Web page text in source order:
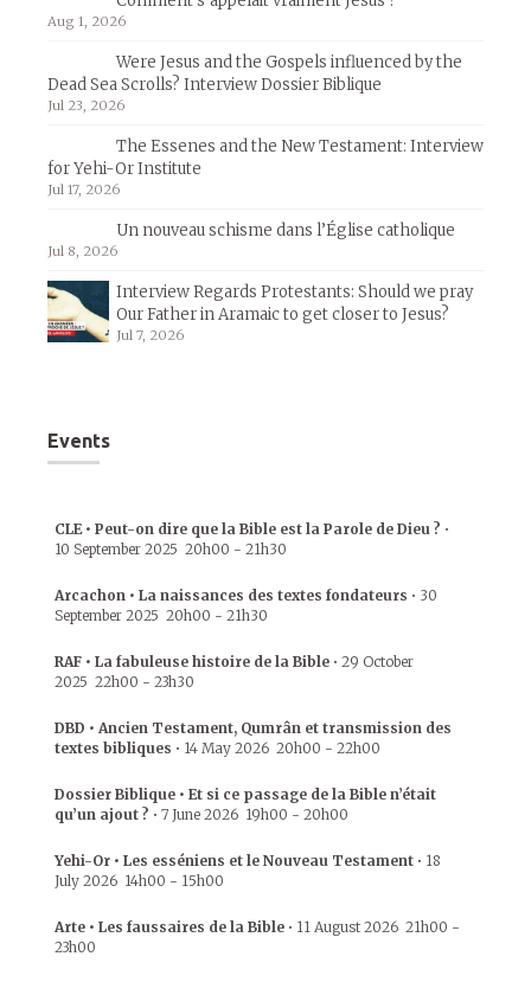
Aug 1, 2026
Were Jesus and the Gospels influenced by the
Dead Sea Scrolls? Interview Dossier Biblique
Jul 23, 2026
The Essenes and the New Testament: Interview
for Yehi-Or Institute
Jul 17, 2026
Un nouveau schisme dans l’Église catholique
Jul 8, 2026
Interview Regards Protestants: Should we pray
Our Father in Aramaic to get closer to Jesus?
Jul 7, 2026
Events
CLE • Peut-on dire que la Bible est la Parole de Dieu ? •
10 September 2025 20h00 - 21h30
Arcachon • La naissances des textes fondateurs • 30
September 2025 20h00 - 21h30
RAF • La fabuleuse histoire de la Bible • 29 October
2025 22h00 - 23h30
DBD • Ancien Testament, Qumrân et transmission des
textes bibliques • 14 May 2026 20h00 - 22h00
Dossier Biblique • Et si ce passage de la Bible n’était
qu’un ajout ? • 7 June 2026 19h00 - 20h00
Yehi-Or • Les esséniens et le Nouveau Testament • 18
July 2026 14h00 - 15h00
Arte • Les faussaires de la Bible • 11 August 2026 21h00 -
23h00